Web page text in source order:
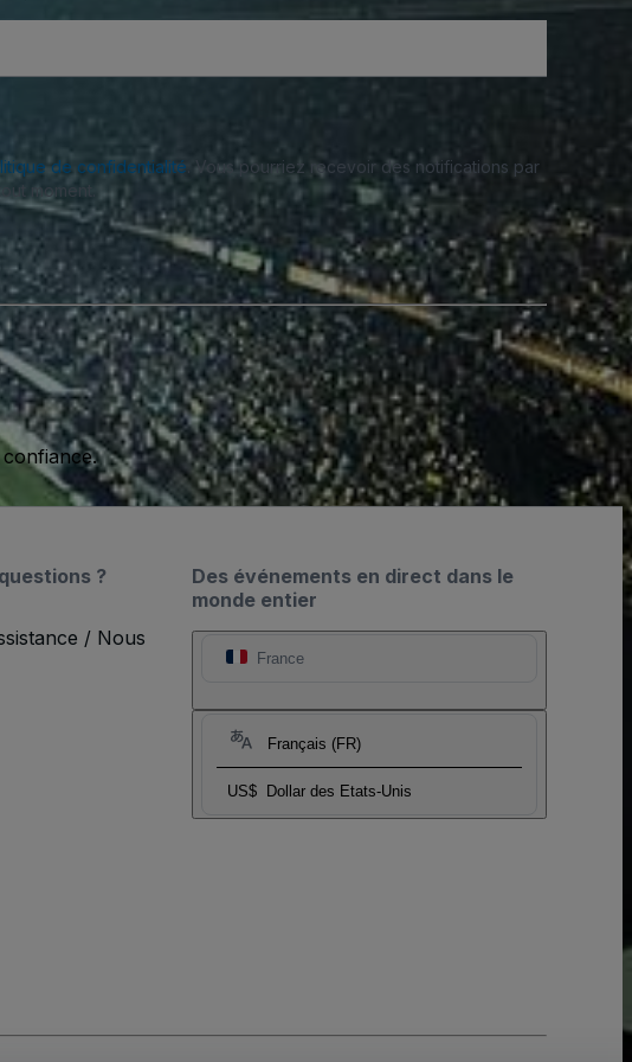
de confidentialité . Vous pourriez recevoir des notifications par
moment.
Des événements en direct dans le
monde entier
France
Français (FR)
US$ Dollar des Etats-Unis
?
/ Nous